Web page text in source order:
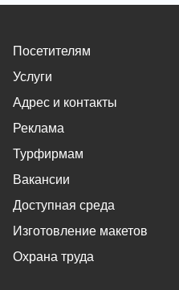
Посетителям
Услуги
Адрес и контакты
Реклама
Турфирмам
Вакансии
Доступная среда
Изготовление макетов
Охрана труда